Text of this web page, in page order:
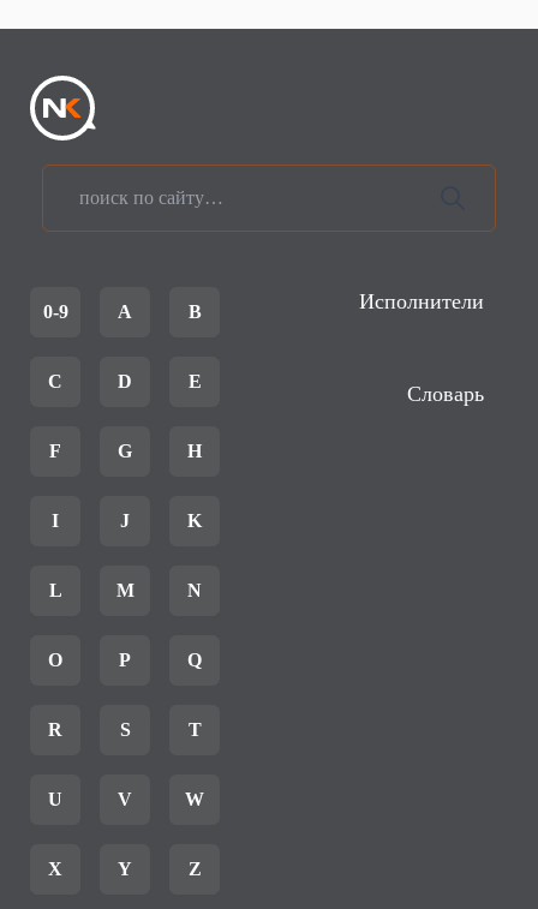
0-9 A B
C D E
F G H
I J K
L M N
O P Q
R S T
U V W
X Y Z
Исполнители
Словарь